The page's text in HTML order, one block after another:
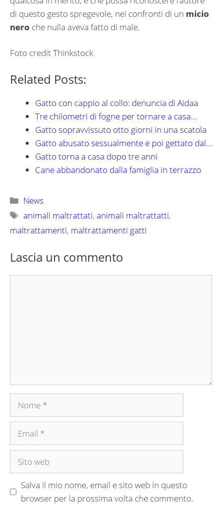
di questo gesto spregevole, nei confronti di un micio
nero che nulla aveva fatto di male.
Foto credit Thinkstock
Related Posts:
Gatto con cappio al collo: denuncia di Aidaa
Tre chilometri di fogne per tornare a casa...
Gatto sopravvissuto otto giorni in una scatola
Gatto abusato sessualmente e poi gettato dal…
Gatto torna a casa dopo tre anni
Cane abbandonato dalla famiglia in terrazzo
Categorie
News
Tag
animali maltrattati,animali maltrattatti,
maltrattamenti, maltrattamenti gatti
Lascia un commento
Nome
Email
Sito
Salva il mio nome, email e sito web in questo
browser per la prossima volta che commento.